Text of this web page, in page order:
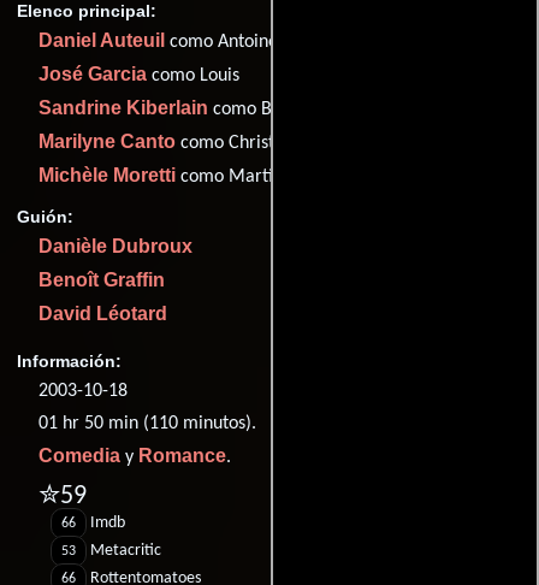
Elenco principal:
Daniel Auteuil como Antoine Letoux
José Garcia como Louis
Sandrine Kiberlain como Blanche Grimaldi
Marilyne Canto como Christine
Michèle Moretti como Martine
Guión:
Danièle Dubroux
Benoît Graffin
David Léotard
Información:
2003-10-18
01 hr 50 min (110 minutos).
Comedia y Romance.
✮59
66 Imdb
53 Metacritic
66 Rottentomatoes